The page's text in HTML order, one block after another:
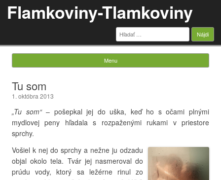
Flamkoviny-Tlamkoviny
Hľadať:
Menu
Tu som
1. októbra 2013
„Tu som“– pošepkal jej do uška, keď ho s očami plnými
mydlovej peny hľadala s rozpaženými rukami v priestore
sprchy.
Vošiel k nej do sprchy a nežne ju odzadu
objal okolo tela. Tvár jej nasmeroval do
prúdu vody, ktorý sa ležérne rinul zo